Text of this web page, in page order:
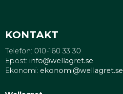
KONTAKT
Telefon: 010-160 33 30
Epost: info@wellagret.se
Ekonomi: ekonomi@wellagret.se